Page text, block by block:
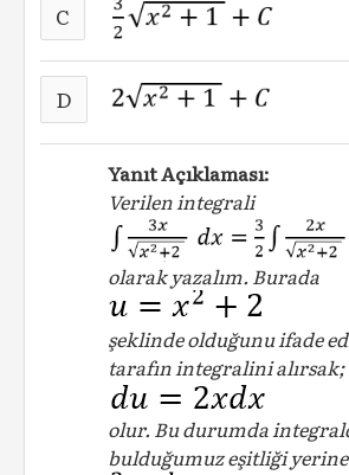
C
D
Yanıt Açıklaması:
Verilen integrali
olarak yazalım. Burada
şeklinde olduğunu ifade
tarafın integralini alırsak;
olur. Bu durumda
bulduğumuz eşitliği